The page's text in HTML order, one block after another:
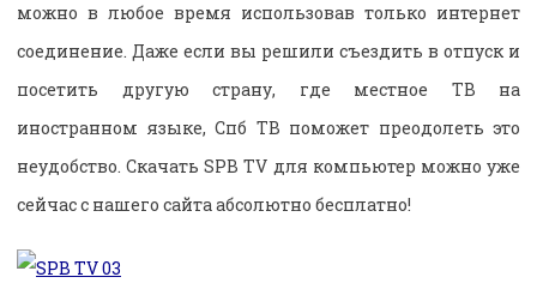
можно в любое время использовав только интернет
соединение. Даже если вы решили съездить в отпуск и
посетить другую страну, где местное ТВ на
иностранном языке, Спб ТВ поможет преодолеть это
неудобство. Скачать SPB TV для компьютер можно уже
сейчас с нашего сайта абсолютно бесплатно!